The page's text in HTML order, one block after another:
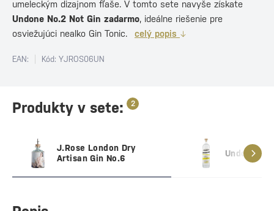
umeleckým dizajnom fľaše. V tomto sete navyše získate
Undone No.2 Not Gin zadarmo, ideálne riešenie pre
osviežujúci nealko Gin Tonic.
celý popis
EAN: Kód: YJROS06UN
Produkty v sete: 2
J.Rose London Dry
Artisan Gin No.6
Undone